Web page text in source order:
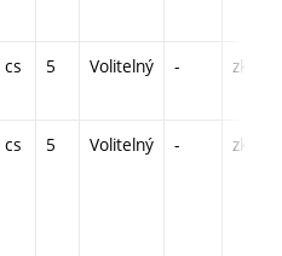
cs 5 Volitelný - zk
cs 5 Volitelný - zk